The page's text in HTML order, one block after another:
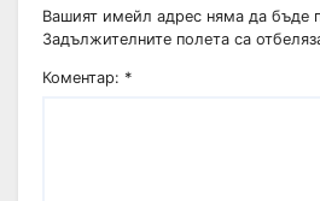
Вашият имейл адрес няма да бъде
Задължителните полета са
Коментар: *